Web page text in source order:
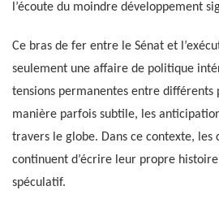
l’écoute du moindre développement
Ce bras de fer entre le Sénat et
seulement une affaire de politique
tensions permanentes entre différents
manière parfois subtile, les
travers le globe. Dans ce contexte, les
continuent d’écrire leur propre
spéculatif.